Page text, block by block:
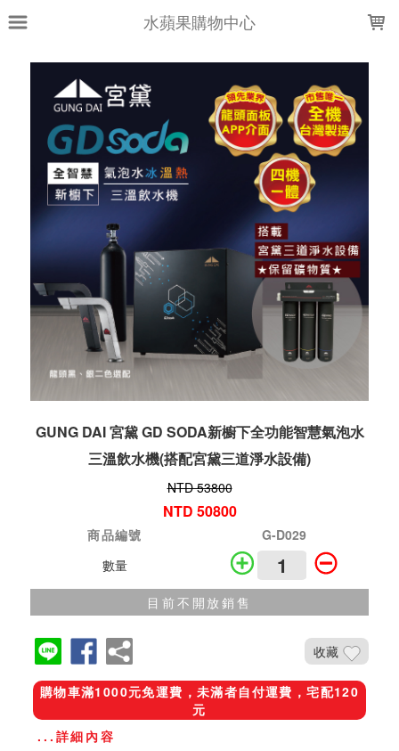
水蘋果購物中心
GUNG DAI 宮黛 GD SODA新櫥下全功能智慧氣泡水
三溫飲水機(搭配宮黛三道淨水設備)
NTD 53800
NTD 50800
商品編號
G-D029
數量
目前不開放銷售
收藏
購物車滿1000元免運費，未滿者自付運費，宅配120
元
...詳細內容